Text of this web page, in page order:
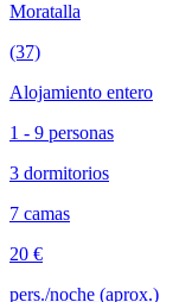
Moratalla
(37)
Alojamiento entero
1 - 9 personas
3 dormitorios
7 camas
20 €
pers./noche (aprox.)